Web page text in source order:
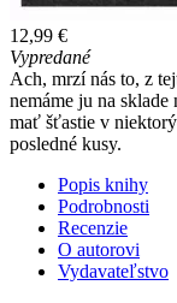
12,99 €
Vypredané
Ach, mrzí nás to, z
nemáme ju na
mať šťastie v
posledné kusy.
Popis knihy
Podrobnosti
Recenzie
O autorovi
Vydavateľstvo